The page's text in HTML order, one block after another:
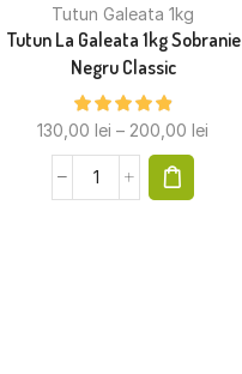
Tutun Galeata 1kg
Tutun La Galeata 1kg Sobranie
Negru Classic
130,00lei – 200,00lei